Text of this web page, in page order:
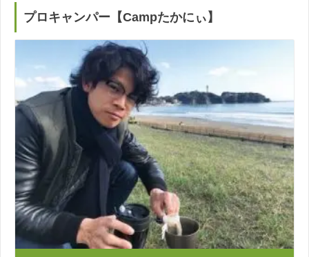
プロキャンパー【Campたかにぃ】